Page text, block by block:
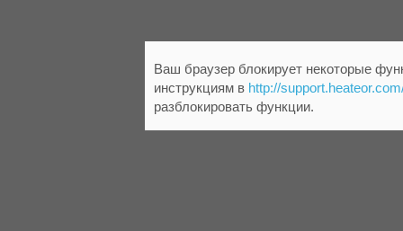
Ваш браузер блокирует некоторые
инструкциям в http://
разблокировать функции.